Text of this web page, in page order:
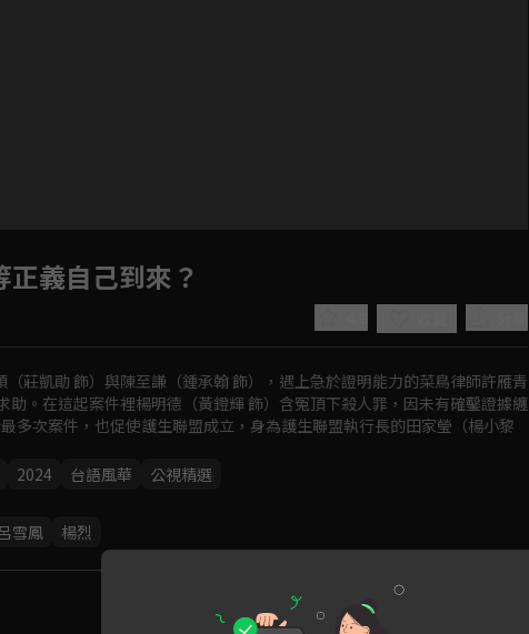
Play
Video
正義自己到來？
莊凱勛 飾）與陳至謙（鍾承翰 飾），遇上急於證明能力的菜鳥律師許雁青
助。在這起案件裡楊明德（黃鐙輝 飾）含冤頂下殺人罪，因未有確鑿證據纏
多次案件，也促使護生聯盟成立，身為護生聯盟執行長的田家瑩（楊小黎
2024 台語風華 公視精選
呂雪鳳 楊烈